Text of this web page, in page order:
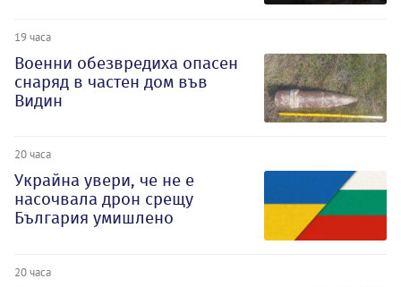
19 часа
Военни обезвредиха опасен
снаряд в частен дом във
Видин
20 часа
Украйна увери, че не е
насочвала дрон срещу
България умишлено
20 часа